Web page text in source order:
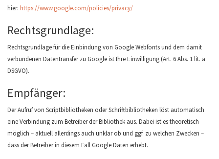
hier: https://www.google.com/policies/privacy/
Rechtsgrundlage:
Rechtsgrundlage für die Einbindung von Google Webfonts und dem damit
verbundenen Datentransfer zu Google ist Ihre Einwilligung (Art. 6 Abs. 1 lit. a
DSGVO).
Empfänger:
Der Aufruf von Scriptbibliotheken oder Schriftbibliotheken löst automatisch
eine Verbindung zum Betreiber der Bibliothek aus. Dabei ist es theoretisch
möglich – aktuell allerdings auch unklar ob und ggf. zu welchen Zwecken –
dass der Betreiber in diesem Fall Google Daten erhebt.